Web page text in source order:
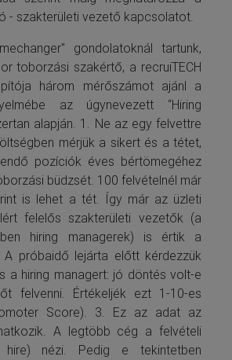
- szakterületi vezető kapcsolatot.
gondolatoknál tartunk,
toborzási szakértő, a recruiTECH
három mérőszámot ajánl a
az úgynevezett “Hiring
alapján. 1. Ne az egy felvettre
mérjük a sikert és a tétet,
pozíciók éves bértömegéhez
büdzsét. 100 felvételnél már
is lehet a tét. Így már az üzleti
felelős szakterületi vezetők (a
hiring managerek) is értik a
próbaidő lejárta előtt kérdezzük
a hiring managert: jó döntés volt-e
felvenni. Értékeljék ezt 1-10-es
Score). 3. Ez az adat az
A legtöbb cég a felvételi
nézi. Pedig e tekintetben